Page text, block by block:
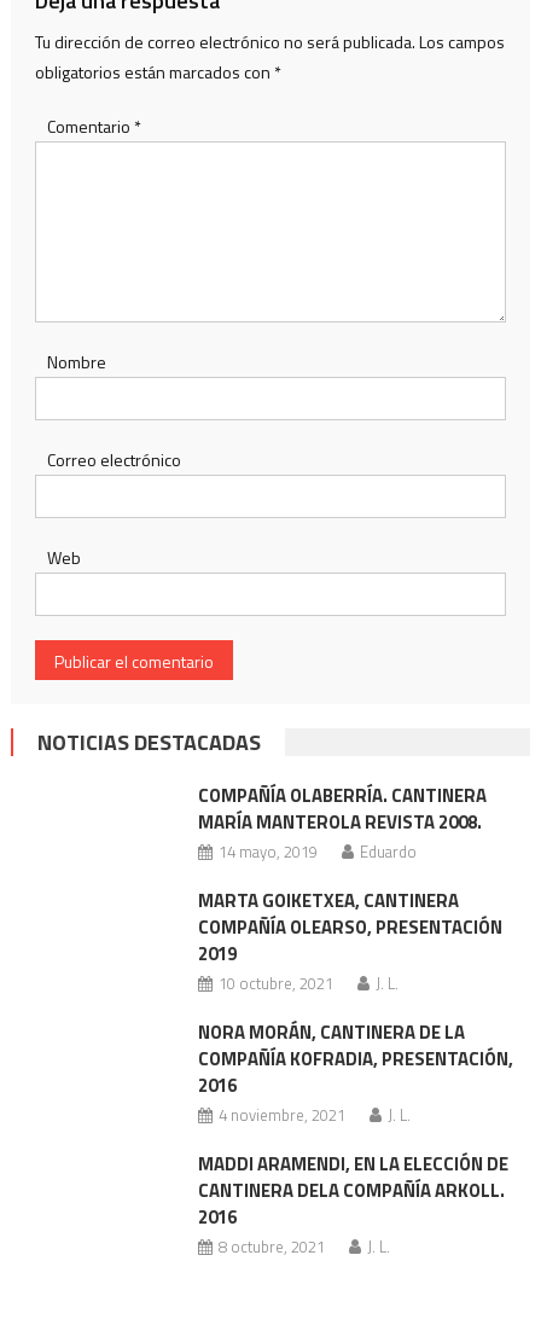
Tu dirección de correo electrónico no será publicada.Los campos
obligatorios están marcados con *
Comentario *
Nombre
Correo electrónico
Web
NOTICIAS DESTACADAS
COMPAÑÍA OLABERRÍA. CANTINERA
MARÍA MANTEROLA REVISTA 2008.
14 mayo, 2019 Eduardo
MARTA GOIKETXEA, CANTINERA
COMPAÑÍA OLEARSO, PRESENTACIÓN
2019
10 octubre, 2021 J. L.
NORA MORÁN, CANTINERA DE LA
COMPAÑÍA KOFRADIA, PRESENTACIÓN,
2016
4 noviembre, 2021 J. L.
MADDI ARAMENDI, EN LA ELECCIÓN DE
CANTINERA DELA COMPAÑÍA ARKOLL.
2016
8 octubre, 2021 J. L.